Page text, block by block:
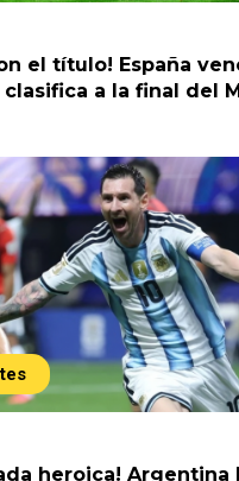
el título! España
clasifica a la final del
heroica!